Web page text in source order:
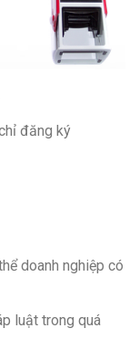
đăng ký
doanh nghiệp có
luật trong quá